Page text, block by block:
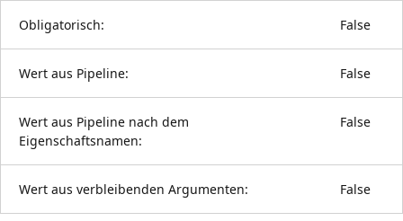
Obligatorisch: False
Wert aus Pipeline: False
Wert aus Pipeline nach dem
Eigenschaftsnamen:
False
Wert aus verbleibenden Argumenten: False